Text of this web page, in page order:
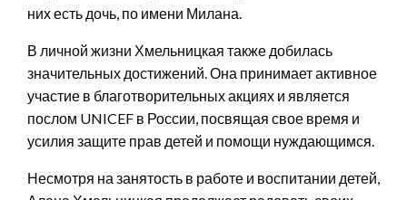
них есть дочь, по имени Милана.
В личной жизни Хмельницкая также добилась
значительных достижений. Она принимает активное
участие в благотворительных акциях и является
послом UNICEF в России, посвящая свое время и
усилия защите прав детей и помощи нуждающимся.
Несмотря на занятость в работе и воспитании детей,